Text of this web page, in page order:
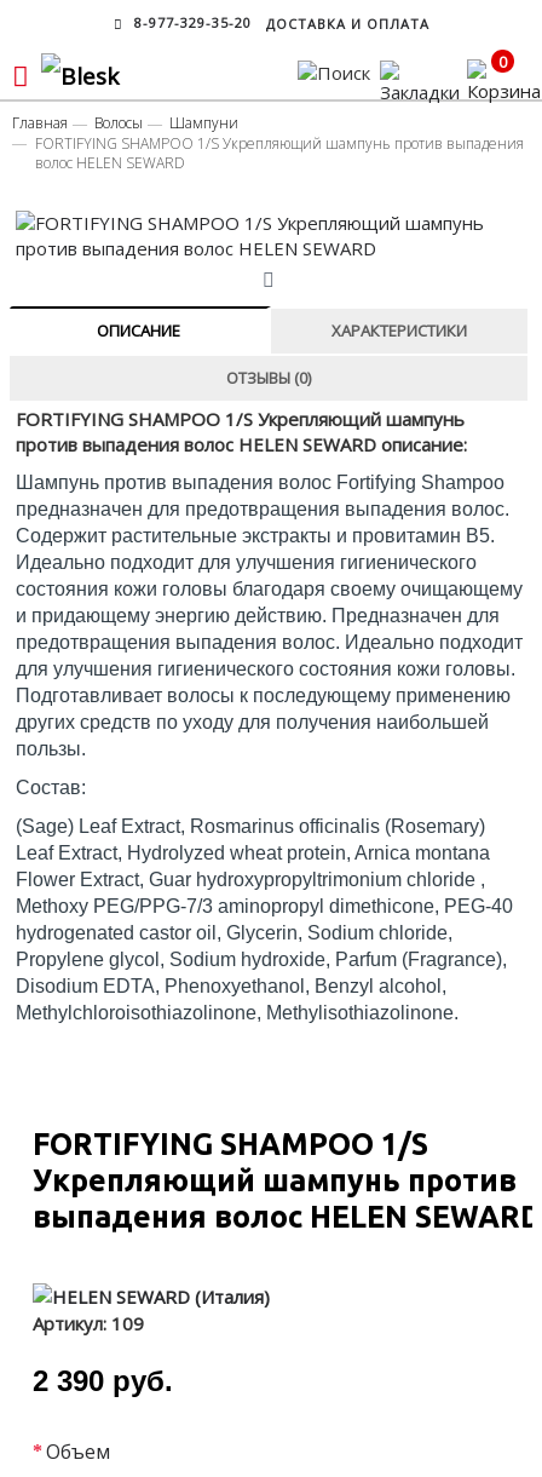
8-977-329-35-20 ДОСТАВКА И ОПЛАТА
0
Главная Волосы
Шампуни
FORTIFYING SHAMPOO 1/S Укрепляющий шампунь против выпадения
волос HELEN SEWARD
ОПИСАНИЕ ХАРАКТЕРИСТИКИ
ОТЗЫВЫ (0)
FORTIFYING SHAMPOO 1/S Укрепляющий шампунь
против выпадения волос HELEN SEWARD описание:
Шампунь против выпадения волос Fortifying Shampoo
предназначен для предотвращения выпадения волос.
Содержит растительные экстракты и провитамин В5.
Идеально подходит для улучшения гигиенического
состояния кожи головы благодаря своему очищающему
и придающему энергию действию. Предназначен для
предотвращения выпадения волос. Идеально подходит
для улучшения гигиенического состояния кожи головы.
Подготавливает волосы к последующему применению
других средств по уходу для получения наибольшей
пользы.
Состав:
(Sage) Leaf Extract, Rosmarinus officinalis (Rosemary)
Leaf Extract, Hydrolyzed wheat protein, Arnica montana
Flower Extract, Guar hydroxypropyltrimonium chloride ,
Methoxy PEG/PPG-7/3 aminopropyl dimethicone, PEG-40
hydrogenated castor oil, Glycerin, Sodium chloride,
Propylene glycol, Sodium hydroxide, Parfum (Fragrance),
Disodium EDTA, Phenoxyethanol, Benzyl alcohol,
Methylchloroisothiazolinone, Methylisothiazolinone.
FORTIFYING SHAMPOO 1/S
Укрепляющий шампунь против
выпадения волос HELEN SEWARD
Артикул: 109
2 390 руб.
Объем